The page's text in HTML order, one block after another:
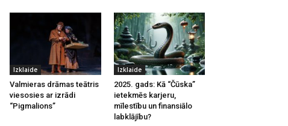
Izklaide
Valmieras drāmas teātris
viesosies ar izrādi
“Pigmalions”
Izklaide
2025. gads: Kā “Čūska”
ietekmēs karjeru,
mīlestību un finansiālo
labklājību?